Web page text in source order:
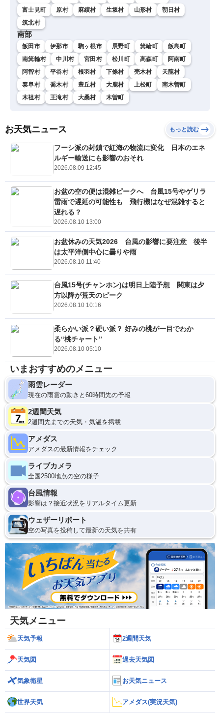
富士見町
原村 麻績村 生坂村 山形村
朝日村
筑北村
南部
飯田市 伊那市 駒ヶ根市 辰野町 箕輪町
飯島町
南箕輪村
中川村 宮田村 松川町 高森町
阿南町
阿智村
平谷村 根羽村 下條村 売木村
天龍村
泰阜村
喬木村 豊丘村 大鹿村 上松町
南木曽町
木祖村
王滝村 大桑村 木曽町
お天気ニュース もっと読む
フーシ派の封鎖で紅海の物流に変化 日本のエネ
ルギー輸送にも影響のおそれ
2026.08.09 12:45
お盆の空の便は混雑ピークへ 台風15号やゲリラ
雷雨で遅延の可能性も 飛行機はなぜ混雑すると
遅れる？
2026.08.10 13:00
お盆休みの天気2026 台風の影響に要注意 後半
は太平洋側中心に曇りや雨
2026.08.10 11:40
台風15号(チャンホン)は明日上陸予想 関東は夕
方以降が荒天のピーク
2026.08.10 10:16
柔らかい派？硬い派？ 好みの桃が一目でわか
る“桃チャート”
2026.08.10 05:10
いまおすすめのメニュー
雨雲レーダー
現在の雨雲の動きと60時間先の予報
2週間天気
2週間先までの天気・気温を掲載
アメダス
アメダスの最新情報をチェック
ライブカメラ
全国2500地点の空の様子
台風情報
影響は？接近状況をリアルタイム更新
ウェザーリポート
空の写真を投稿して最新の天気を共有
天気メニュー
天気予報 2週間天気
天気図 過去天気図
気象衛星 お天気ニュース
世界天気 アメダス(実況天気)